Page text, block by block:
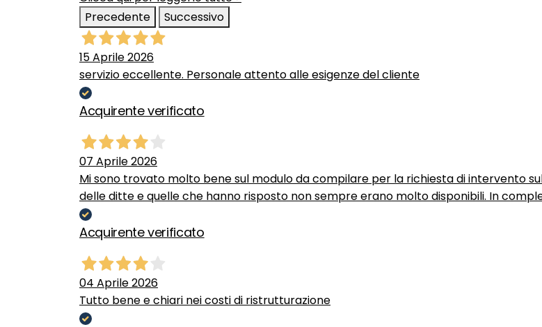
Precedente
Successivo
15 Aprile 2026
servizio eccellente. Personale attento alle esigenze del cliente
Acquirente verificato
07 Aprile 2026
Mi sono trovato molto bene sul modulo da compilare per la richiesta di intervento
delle ditte e quelle che hanno risposto non sempre erano molto disponibili. In
Acquirente verificato
04 Aprile 2026
Tutto bene e chiari nei costi di ristrutturazione